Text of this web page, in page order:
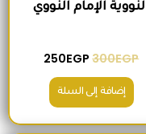
الإمام النووي
300EGP
250EGP
إضافة إلى السلة